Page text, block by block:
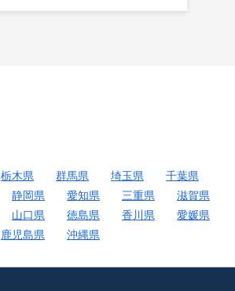
栃木県 群馬県 埼玉県
千葉県
静岡県 愛知県 三重県
滋賀県
山口県 徳島県 香川県
愛媛県
鹿児島県 沖縄県